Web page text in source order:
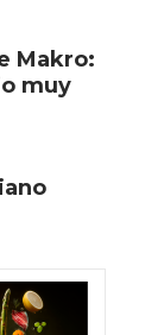
Makro:
muy